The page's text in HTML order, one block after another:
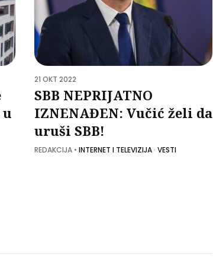
21 OKT 2022
SBB NEPRIJATNO
IZNENAĐEN: Vučić želi da
uruši SBB!
REDAKCIJA• INTERNET I TELEVIZIJA· VESTI